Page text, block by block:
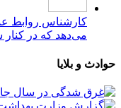
کارشناس روابط
می‌دهد که در
حوادث و بلایا